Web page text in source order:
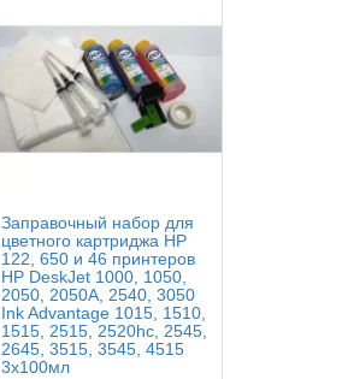
Заправочный набор для
цветного картриджа HP
122, 650 и 46 принтеров
HP DeskJet 1000, 1050,
2050, 2050A, 2540, 3050
Ink Advantage 1015, 1510,
1515, 2515, 2520hc, 2545,
2645, 3515, 3545, 4515
3x100мл